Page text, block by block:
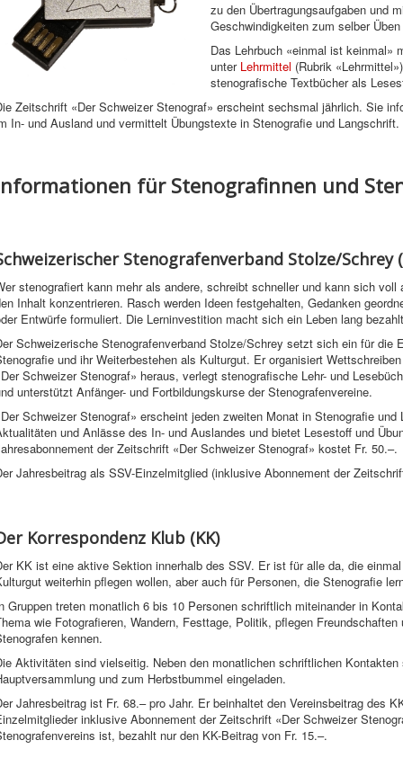
zu den Übertragungsaufgaben und
Geschwindigkeiten zum selber
Das Lehrbuch «einmal ist keinmal»
unter Lehrmittel (Rubrik
stenografische Textbücher als
Zeitschrift «Der Schweizer Stenograf» erscheint sechsmal jährlich. Sie
In- und Ausland und vermittelt Übungstexte in Stenografie und Langschrift.
für Stenografinnen und
Stenografenverband Stolze/Schrey
stenografiert kann mehr als andere, schreibt schneller und kann sich voll
Inhalt konzentrieren. Rasch werden Ideen festgehalten, Gedanken
Entwürfe formuliert. Die Lerninvestition macht sich ein Leben lang
Schweizerische Stenografenverband Stolze/Schrey setzt sich ein für die
und ihr Weiterbestehen als Kulturgut. Er organisiert
Schweizer Stenograf» heraus, verlegt stenografische Lehr- und
unterstützt Anfänger- und Fortbildungskurse der Stenografenvereine.
Schweizer Stenograf» erscheint jeden zweiten Monat in Stenografie
und Anlässe des In- und Auslandes und bietet Lesestoff und
der Zeitschrift «Der Schweizer Stenograf» kostet Fr. 50.–.
Jahresbeitrag als SSV-Einzelmitglied (inklusive Abonnement der
Korrespondenz Klub (KK)
KK ist eine aktive Sektion innerhalb des SSV. Er ist für alle da, die
weiterhin pflegen wollen, aber auch für Personen, die Stenografie
Gruppen treten monatlich 6 bis 10 Personen schriftlich miteinander in
wie Fotografieren, Wandern, Festtage, Politik, pflegen
kennen.
Aktivitäten sind vielseitig. Neben den monatlichen schriftlichen
und zum Herbstbummel eingeladen.
Jahresbeitrag ist Fr. 68.– pro Jahr. Er beinhaltet den Vereinsbeitrag des
inklusive Abonnement der Zeitschrift «Der Schweizer
ist, bezahlt nur den KK-Beitrag von Fr. 15.–.